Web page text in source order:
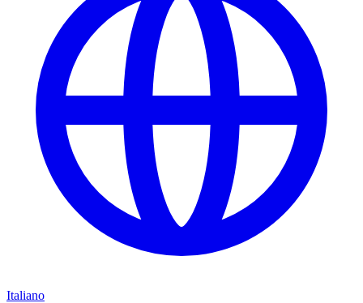
Italiano